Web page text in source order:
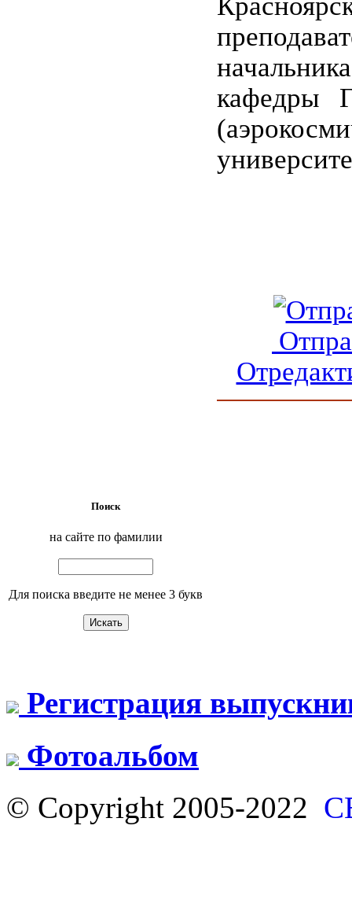
кафедры
Поиск
на сайте по фамилии
Для поиска введите не менее 3 букв
Регистрация
Фотоальбом
© Copyright 2005-2022